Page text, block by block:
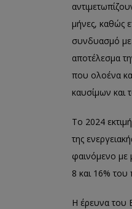
μήνες, καθώς
συνδυασμό με
αποτέλεσμα
που ολοένα
καυσίμων και
Το 2024
της
φαινόμενο με
8 και 16%
H έρευνα του